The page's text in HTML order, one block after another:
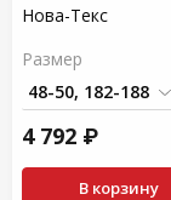
Нова-Текс
Размер
4 792 ₽
В корзину